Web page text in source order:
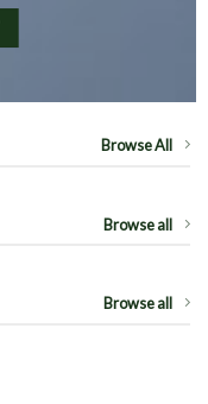
Browse All
Browse all
Browse all